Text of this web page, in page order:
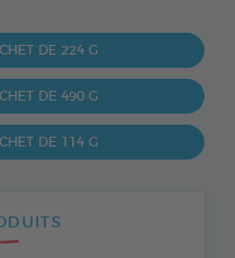
DE 224 G
DE 490 G
DE 114 G